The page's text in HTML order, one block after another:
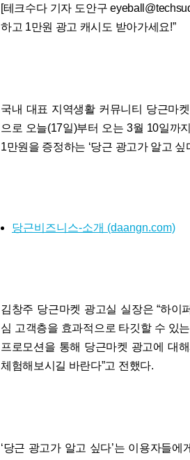
[테크수다 기자 도안구
하고 1만원 광고 캐시도 받아가세요!”
국내 대표 지역생활 커뮤니티 당근마
으로 오늘(17일)부터 오는 3월 10일까
1만원을 증정하는 ‘당근 광고가 알고 싶
당근비즈니스-소개 (daangn.com)
김창주 당근마켓 광고실 실장은 “하이
심 고객층을 효과적으로 타깃할 수 있
프로모션을 통해 당근마켓 광고에 대
체험해보시길 바란다”고 전했다.
‘당근 광고가 알고 싶다’는 이용자들